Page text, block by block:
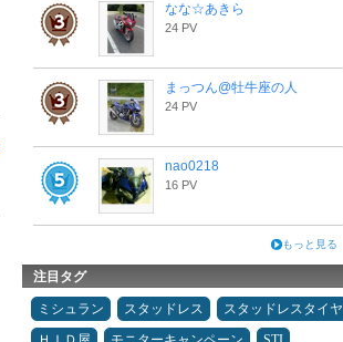
なな☆あきら
24 PV
まっつん@牡牛座の人
24 PV
nao0218
16 PV
もっと見る
注目タグ
ミシュラン スタッドレス
スタッドレスタイヤ